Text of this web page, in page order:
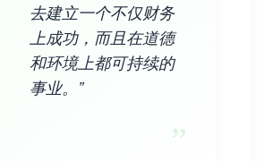
去建立一个不仅财务
上成功，而且在道德
和环境上都可持续的
事业。”
”